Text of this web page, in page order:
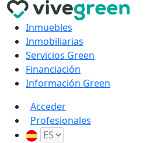
Inmuebles
Inmobiliarias
Servicios Green
Financiación
Información Green
Acceder
Profesionales